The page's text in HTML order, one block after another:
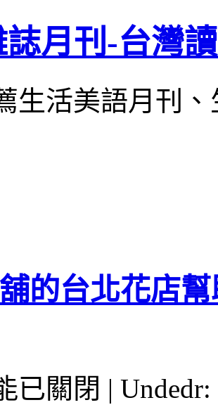
誌月刊-台灣
生活美語月刊
的台北花店
已關閉 | Undedr: